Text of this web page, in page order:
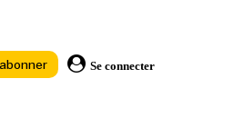
Se connecter